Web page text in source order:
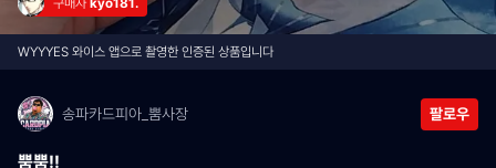
구매자 kyo181.
WYYYES 와이스 앱으로 촬영한 인증된 상품입니다
송파카드피아_뿜사장 팔로우
뿜뿜!!